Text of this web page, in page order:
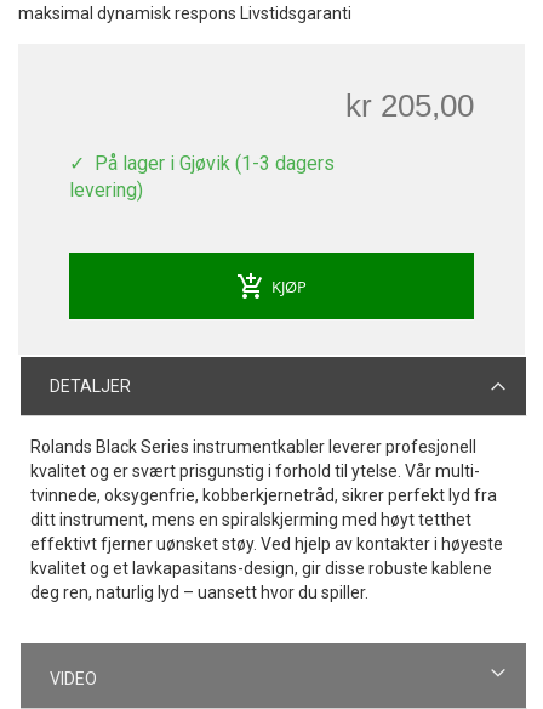
maksimal dynamisk respons Livstidsgaranti
kr 205,00
På lager i Gjøvik (1-3 dagers
levering)
add_shopping_cart KJØP
DETALJER
Rolands Black Series instrumentkabler leverer profesjonell
kvalitet og er svært prisgunstig i forhold til ytelse. Vår multi-
tvinnede, oksygenfrie, kobberkjernetråd, sikrer perfekt lyd fra
ditt instrument, mens en spiralskjerming med høyt tetthet
effektivt fjerner uønsket støy. Ved hjelp av kontakter i høyeste
kvalitet og et lavkapasitans-design, gir disse robuste kablene
deg ren, naturlig lyd – uansett hvor du spiller.
VIDEO